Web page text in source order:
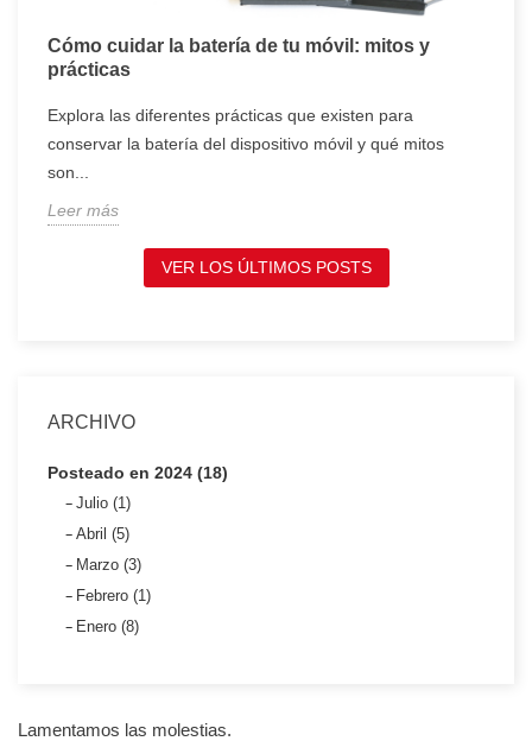
Cómo cuidar la batería de tu móvil: mitos y
prácticas
Explora las diferentes prácticas que existen para
conservar la batería del dispositivo móvil y qué mitos
son...
Leer más
VER LOS ÚLTIMOS POSTS
ARCHIVO
Posteado en 2024 (18)
Julio (1)
Abril (5)
Marzo (3)
Febrero (1)
Enero (8)
Lamentamos las molestias.